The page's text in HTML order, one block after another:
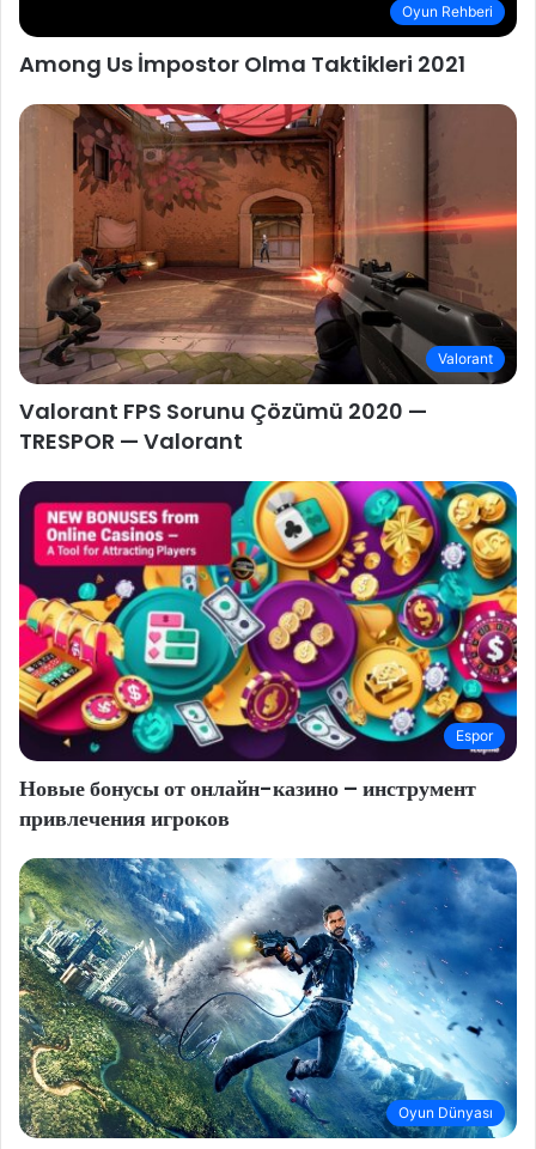
Oyun Rehberi
Among Us İmpostor Olma Taktikleri 2021
Valorant
Valorant FPS Sorunu Çözümü 2020 —
TRESPOR — Valorant
Espor
Новые бонусы от онлайн-казино – инструмент
привлечения игроков
Oyun Dünyası